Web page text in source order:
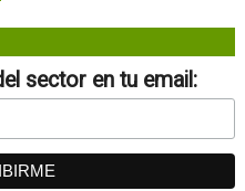
sector en tu email: